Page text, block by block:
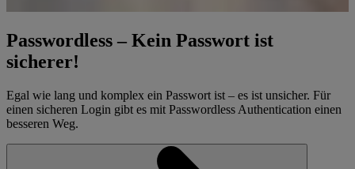
Passwordless – Kein Passwort ist
sicherer!
Egal wie lang und komplex ein Passwort ist – es ist unsicher. Für
einen sicheren Login gibt es mit Passwordless Authentication einen
besseren Weg.